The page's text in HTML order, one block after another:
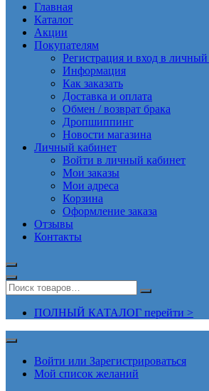
Главная
Каталог
Акции
Покупателям
Регистрация и вход в
Информация
Как заказать
Доставка и оплата
Обмен / возврат брака
Дропшиппинг
Новости магазина
Личный кабинет
Войти в личный кабинет
Мои заказы
Мои адреса
Корзина
Оформление заказа
Отзывы
Контакты
ПОЛНЫЙ КАТАЛОГ перейти >
Войти или Зарегистрироваться
Мой список желаний